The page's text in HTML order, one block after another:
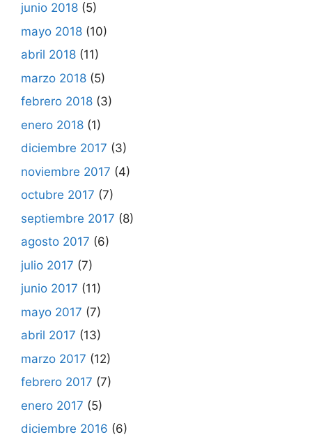
junio 2018 (5)
mayo 2018 (10)
abril 2018 (11)
marzo 2018 (5)
febrero 2018 (3)
enero 2018 (1)
diciembre 2017 (3)
noviembre 2017 (4)
octubre 2017 (7)
septiembre 2017 (8)
agosto 2017 (6)
julio 2017 (7)
junio 2017 (11)
mayo 2017 (7)
abril 2017 (13)
marzo 2017 (12)
febrero 2017 (7)
enero 2017 (5)
diciembre 2016 (6)